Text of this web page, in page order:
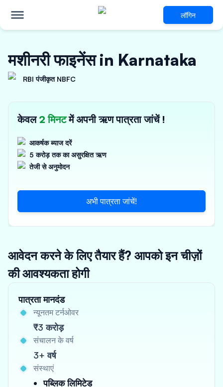
लॉगिन
मशीनरी फाइनेंस in Karnataka
RBI पंजीकृत NBFC
केवल2 मिनटमें अपनी ऋण पात्रता जांचें !
आकर्षक ब्याज दरें
5 करोड़ तक का असुरक्षित ऋण
तेजी से अनुमोदन
अभी पात्रता जांचें!
आवेदन करने के लिए तैयार हैं? आपको इन चीज़ों
की आवश्यकता होगी
पात्रता मानदंड
न्यूनतम टर्नओवर
₹3 करोड़
संचालन के वर्ष
3+ वर्ष
संस्थाएं
पब्लिक लिमिटेड